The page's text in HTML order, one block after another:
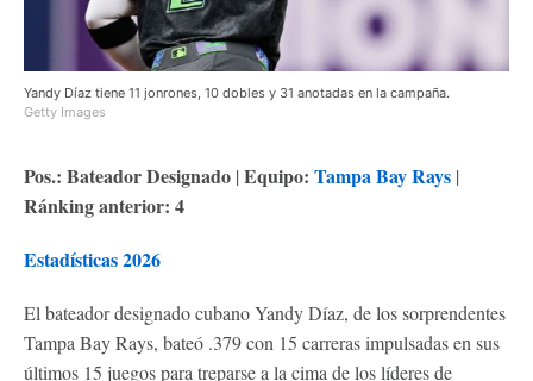
Yandy Díaz tiene 11 jonrones, 10 dobles y 31 anotadas en la campaña.
Getty Images
Pos.: Bateador Designado | Equipo: Tampa Bay Rays |
Ránking anterior: 4
Estadísticas 2026
El bateador designado cubano Yandy Díaz, de los sorprendentes
Tampa Bay Rays, bateó .379 con 15 carreras impulsadas en sus
últimos 15 juegos para treparse a la cima de los líderes de